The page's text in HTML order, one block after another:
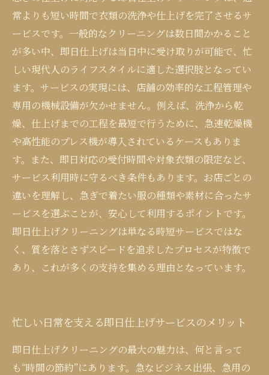
す安心感と未来
常よりも短い時間で衣類の洗浄や仕上げを完了させるサ
ービスです。一般的なクリーニングは数日間かかること
が多い中、即日仕上げは当日中に受け取りが可能で、忙
しい現代人のライフスタイルに適した選択肢となってい
ます。サービスの実現には、店舗の効率的な工程管理や
専用の機械設備が欠かせません。例えば、洗浄から乾
燥、仕上げまでの工程を最短で行うために、急速乾燥機
や高性能のプレス機が導入されているケースもありま
す。また、即日対応の受付時間や対象衣類の限定など、
サービス利用時に守るべき条件もあります。お店ごとの
違いを理解し、急ぎで着たい服の種類や素材に合ったサ
ービスを選ぶことが、安心して利用するポイントです。
即日仕上げクリーニングは単なる時短サービスではな
く、質を落とさずスピードを追求したプロセスが特徴で
あり、これが多くの支持を集める理由となっています。
忙しい日常を支える即日仕上げサービスのメリット
即日仕上げクリーニングの最大の魅力は、何と言って
も“時間の節約”にあります。急なビジネス出張、急用の